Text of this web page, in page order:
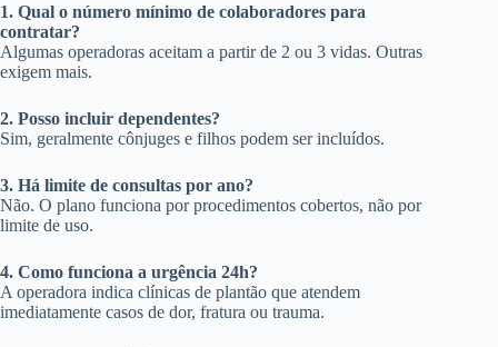
1. Qual o número mínimo de colaboradores para
contratar?
Algumas operadoras aceitam a partir de 2 ou 3 vidas. Outras
exigem mais.
2. Posso incluir dependentes?
Sim, geralmente cônjuges e filhos podem ser incluídos.
3. Há limite de consultas por ano?
Não. O plano funciona por procedimentos cobertos, não por
limite de uso.
4. Como funciona a urgência 24h?
A operadora indica clínicas de plantão que atendem
imediatamente casos de dor, fratura ou trauma.